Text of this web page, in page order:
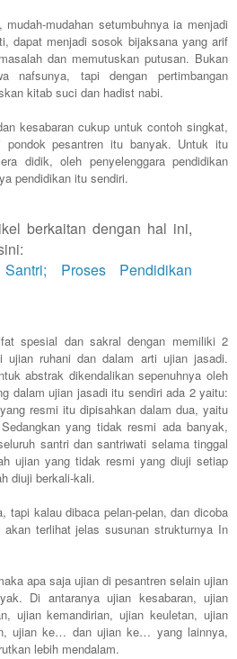
mudah-mudahan setumbuhnya ia menjadi
dapat menjadi sosok bijaksana yang arif
dan memutuskan putusan. Bukan
nafsunya, tapi dengan pertimbangan
kitab suci dan hadist nabi.
kesabaran cukup untuk contoh singkat,
pondok pesantren itu banyak. Untuk itu
didik, oleh penyelenggara pendidikan
pendidikan itu sendiri.
berkaitan dengan hal ini,
Proses Pendidikan
spesial dan sakral dengan memiliki 2
ruhani dan dalam arti ujian jasadi.
abstrak dikendalikan sepenuhnya oleh
dalam ujian jasadi itu sendiri ada 2 yaitu:
resmi itu dipisahkan dalam dua, yaitu
yang tidak resmi ada banyak,
santri dan santriwati selama tinggal
ujian yang tidak resmi yang diuji setiap
diuji berkali-kali.
tapi kalau dibaca pelan-pelan, dan dicoba
terlihat jelas susunan strukturnya In
apa saja ujian di pesantren selain ujian
Di antaranya ujian kesabaran, ujian
ujian kemandirian, ujian keuletan, ujian
ujian ke… dan ujian ke… yang lainnya,
lebih mendalam.